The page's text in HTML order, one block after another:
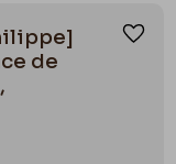
de